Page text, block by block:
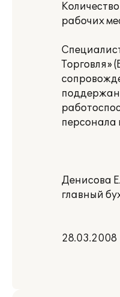
рабочих
Торговля»
персонала
Денисова
главный
28.03.2008